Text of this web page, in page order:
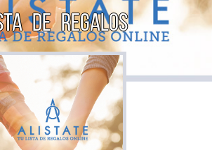
DE REGALOS